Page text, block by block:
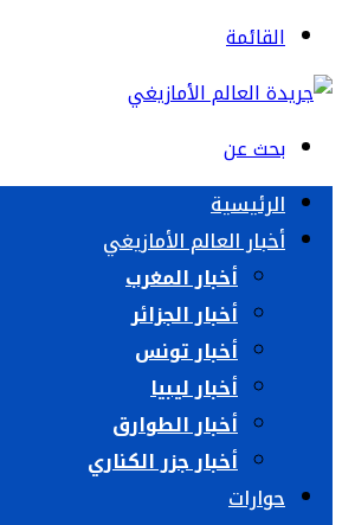
القائمة
بحث عن
الرئيسية
أخبار العالم الأمازيغي
أخبار المغرب
أخبار الجزائر
أخبار تونس
أخبار ليبيا
أخبار الطوارق
أخبار جزر الكناري
حوارات